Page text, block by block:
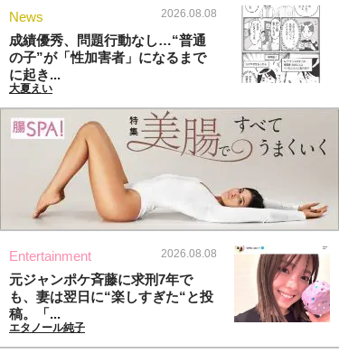
News 2026.08.08
成績優秀、問題行動なし…“普通
の子”が「性加害者」になるまで
に起き...
大夏えい
Entertainment 2026.08.08
元ジャンポケ斉藤に求刑7年で
も、妻は翌日に“楽しすぎた“と投
稿。「...
エタノール純子